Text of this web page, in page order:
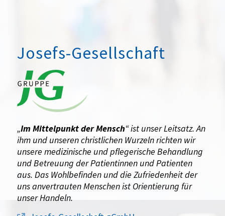
Josefs-Gesellschaft
„Im Mittelpunkt der Mensch“ ist unser Leitsatz. An
ihm und unseren christlichen Wurzeln richten wir
unsere medizinische und pflegerische Behandlung
und Betreuung der Patientinnen und Patienten
aus. Das Wohlbefinden und die Zufriedenheit der
uns anvertrauten Menschen ist Orientierung für
unser Handeln.